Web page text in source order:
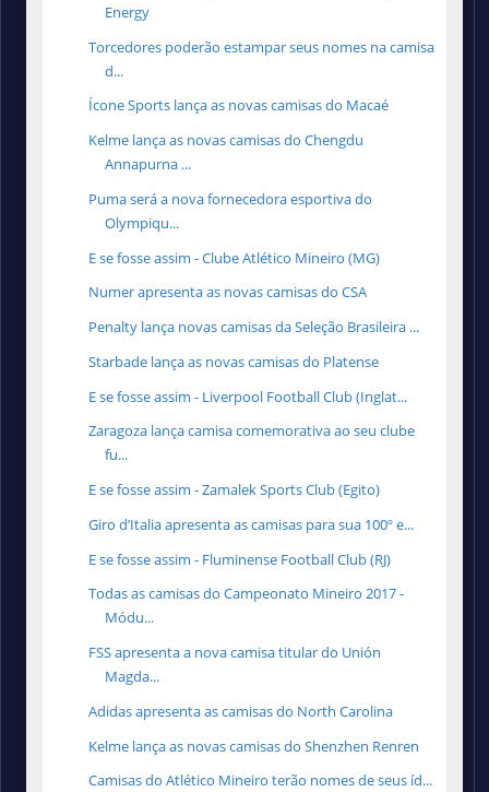
Energy
Torcedores poderão estampar seus nomes na camisa
d...
Ícone Sports lança as novas camisas do Macaé
Kelme lança as novas camisas do Chengdu
Annapurna ...
Puma será a nova fornecedora esportiva do
Olympiqu...
E se fosse assim - Clube Atlético Mineiro (MG)
Numer apresenta as novas camisas do CSA
Penalty lança novas camisas da Seleção Brasileira ...
Starbade lança as novas camisas do Platense
E se fosse assim - Liverpool Football Club (Inglat...
Zaragoza lança camisa comemorativa ao seu clube
fu...
E se fosse assim - Zamalek Sports Club (Egito)
Giro d’Italia apresenta as camisas para sua 100º e...
E se fosse assim - Fluminense Football Club (RJ)
Todas as camisas do Campeonato Mineiro 2017 -
Módu...
FSS apresenta a nova camisa titular do Unión
Magda...
Adidas apresenta as camisas do North Carolina
Kelme lança as novas camisas do Shenzhen Renren
Camisas do Atlético Mineiro terão nomes de seus íd...